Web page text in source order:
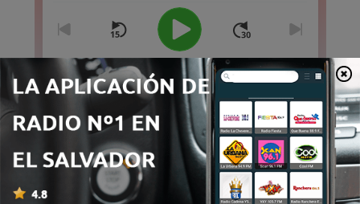
00:00 00:00
Episodios
1 - Guapa
30 dic. 2020